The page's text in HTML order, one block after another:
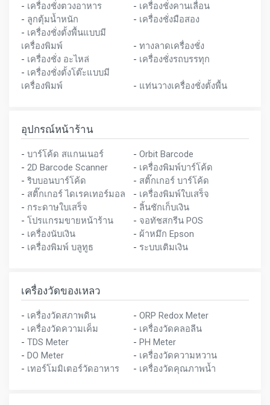
- เครื่องชั่งตวงอาหาร - เครื่องชั่งคานเลื่อน
- ลูกตุ้มน้ำหนัก - เครื่องชั่งมือสอง
- เครื่องชั่งตั้งพื้นแบบมี
เครื่องพิมพ์
- ทางลาดเครื่องชั่ง
- เครื่องชั่ง อะไหล่ - เครื่องชั่งรถบรรทุก
- เครื่องชั่งตั้งโต๊ะแบบมี
เครื่องพิมพ์
- แท่นวางเครื่องชั่งตั้งพื้น
อุปกรณ์หน้าร้าน
- บาร์โค้ด สแกนเนอร์ - Orbit Barcode
- 2D Barcode Scanner - เครื่องพิมพ์บาร์โค้ด
- ริบบอนบาร์โค้ด - สติ๊กเกอร์ บาร์โค้ด
- สติ๊กเกอร์ ไดเรคเทอร์มอล - เครื่องพิมพ์ใบเสร็จ
- กระดาษใบเสร็จ - ลิ้นชักเก็บเงิน
- โปรแกรมขายหน้าร้าน - จอทัชสกรีน POS
- เครื่องนับเงิน - ผ้าหมึก Epson
- เครื่องพิมพ์ บลูทูธ - ระบบเติมเงิน
เครื่องวัดของเหลว
- เครื่องวัดสภาพดิน - ORP Redox Meter
- เครื่องวัดความเค็ม - เครื่องวัดคลอลีน
- TDS Meter - PH Meter
- DO Meter - เครื่องวัดความหวาน
- เทอร์โมมิเตอร์วัดอาหาร - เครื่องวัดคุณภาพน้ำ